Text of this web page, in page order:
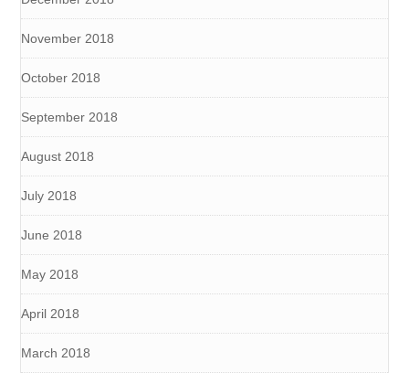
November 2018
October 2018
September 2018
August 2018
July 2018
June 2018
May 2018
April 2018
March 2018